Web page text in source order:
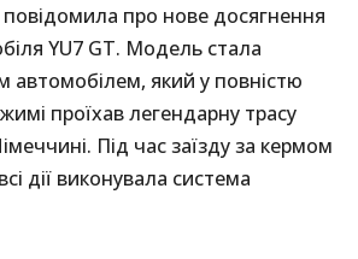
про нове досягнення
YU7 GT. Модель стала
автомобілем, який у повністю
проїхав легендарну трасу
Під час заїзду за кермом
дії виконувала система